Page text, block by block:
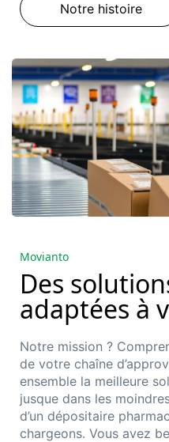
Notre histoire
Movianto
Des
adaptées à
Notre mission ?
de votre chaîne
ensemble la meilleure
jusque dans les
d’un dépositaire
chargeons. Vous avez